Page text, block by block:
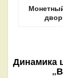
Динамика